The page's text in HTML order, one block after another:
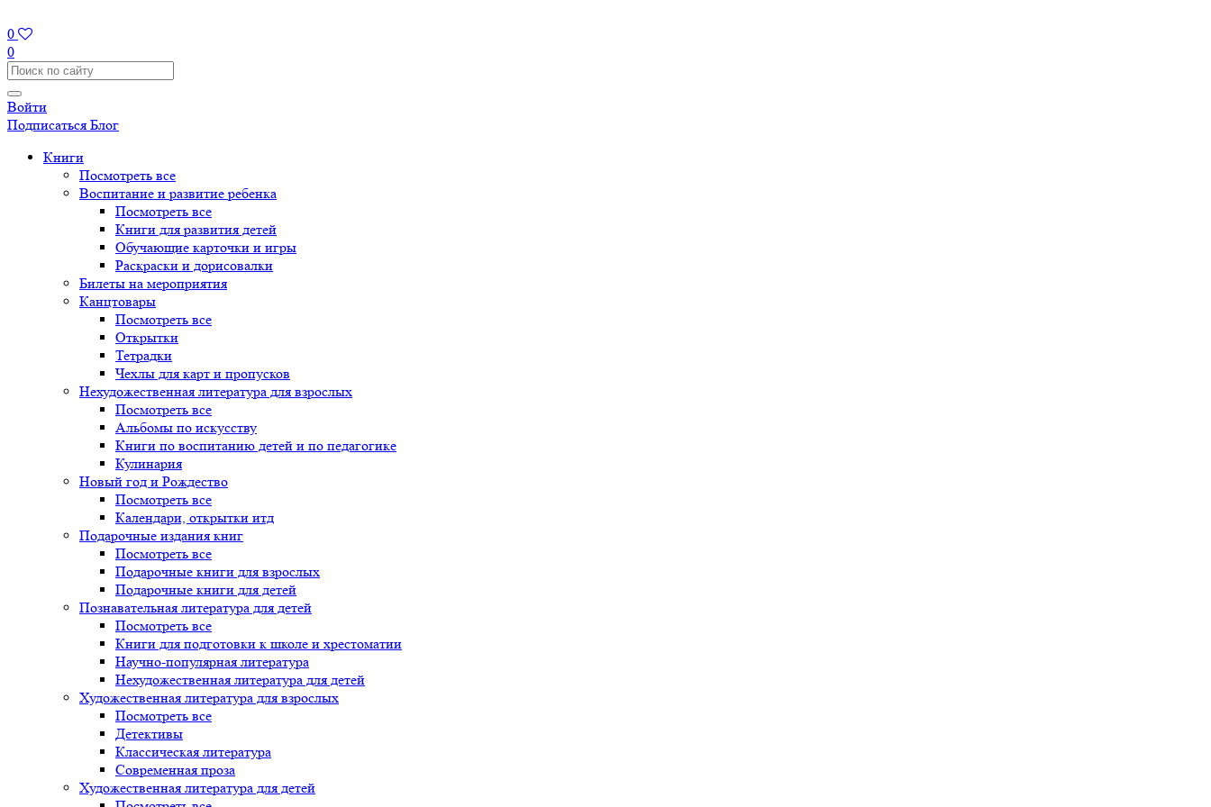
0
0
Войти
Подписаться Блог
Книги
Посмотреть все
Воспитание и развитие ребенка
Посмотреть все
Книги для развития детей
Обучающие карточки и игры
Раскраски и дорисовалки
Билеты на мероприятия
Канцтовары
Посмотреть все
Открытки
Тетрадки
Чехлы для карт и пропусков
Нехудожественная литература для взрослых
Посмотреть все
Альбомы по искусству
Книги по воспитанию детей и по педагогике
Кулинария
Новый год и Рождество
Посмотреть все
Календари, открытки итд
Подарочные издания книг
Посмотреть все
Подарочные книги для взрослых
Подарочные книги для детей
Познавательная литература для детей
Посмотреть все
Книги для подготовки к школе и хрестоматии
Научно-популярная литература
Нехудожественная литература для детей
Художественная литература для взрослых
Посмотреть все
Детективы
Классическая литература
Современная проза
Художественная литература для детей